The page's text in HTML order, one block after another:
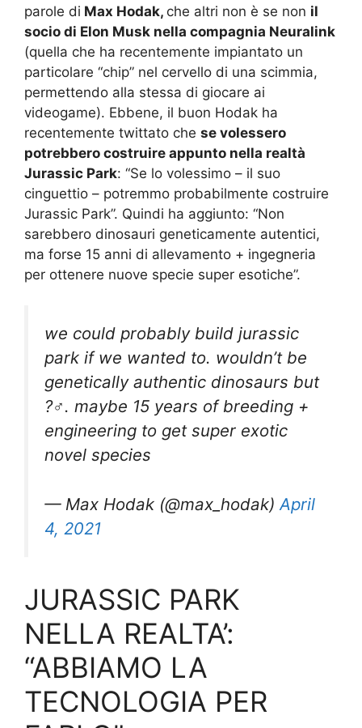
parole di Max Hodak, che altri non è se non il
socio di Elon Musk nella compagnia Neuralink
(quella che ha recentemente impiantato un
particolare “chip” nel cervello di una scimmia,
permettendo alla stessa di giocare ai
videogame). Ebbene, il buon Hodak ha
recentemente twittato che se volessero
potrebbero costruire appunto nella realtà
Jurassic Park: “Se lo volessimo – il suo
cinguettio – potremmo probabilmente costruire
Jurassic Park”. Quindi ha aggiunto: “Non
sarebbero dinosauri geneticamente autentici,
ma forse 15 anni di allevamento + ingegneria
per ottenere nuove specie super esotiche”.
we could probably build jurassic
park if we wanted to. wouldn’t be
genetically authentic dinosaurs but
?‍♂️. maybe 15 years of breeding +
engineering to get super exotic
novel species
— Max Hodak (@max_hodak)April
4, 2021
JURASSIC PARK
NELLA REALTA’:
“ABBIAMO LA
TECNOLOGIA PER